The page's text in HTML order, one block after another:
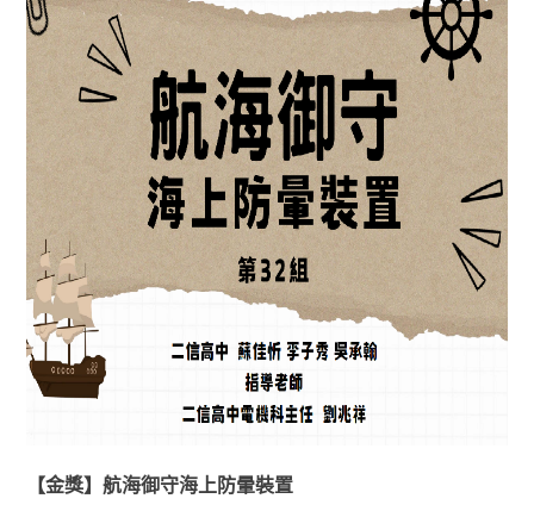
【金獎】航海御守海上防暈裝置